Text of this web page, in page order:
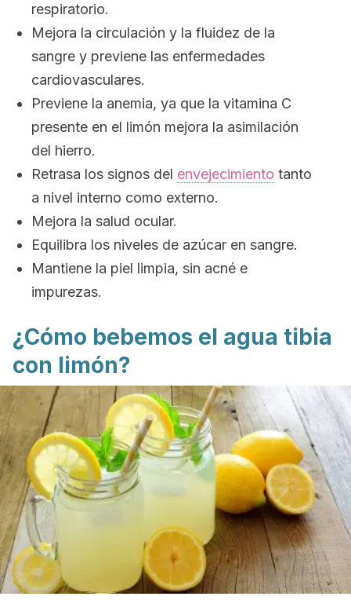
respiratorio.
Mejora la circulación y la fluidez de la
sangre y previene las enfermedades
cardiovasculares.
Previene la anemia, ya que la vitamina C
presente en el limón mejora la asimilación
del hierro.
Retrasa los signos del envejecimiento tanto
a nivel interno como externo.
Mejora la salud ocular.
Equilibra los niveles de azúcar en sangre.
Mantiene la piel limpia, sin acné e
impurezas.
¿Cómo bebemos el agua tibia
con limón?